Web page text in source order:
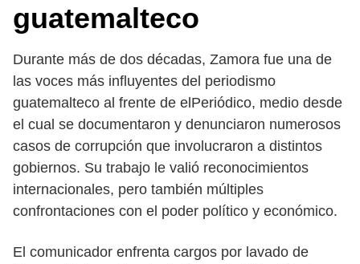
guatemalteco
Durante más de dos décadas, Zamora fue una de
las voces más influyentes del periodismo
guatemalteco al frente de elPeriódico, medio desde
el cual se documentaron y denunciaron numerosos
casos de corrupción que involucraron a distintos
gobiernos. Su trabajo le valió reconocimientos
internacionales, pero también múltiples
confrontaciones con el poder político y económico.
El comunicador enfrenta cargos por lavado de